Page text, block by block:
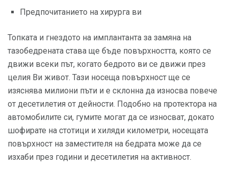
Предпочитанието на хирурга ви
Топката и гнездото на имплантанта за замяна на
тазобедрената става ще бъде повърхността, която се
движи всеки път, когато бедрото ви се движи през
целия Ви живот. Тази носеща повърхност ще се
изяснява милиони пъти и е склонна да износва повече
от десетилетия от дейности. Подобно на протектора на
автомобилите си, гумите могат да се износват, докато
шофирате на стотици и хиляди километри, носещата
повърхност на заместителя на бедрата може да се
изхаби през години и десетилетия на активност.